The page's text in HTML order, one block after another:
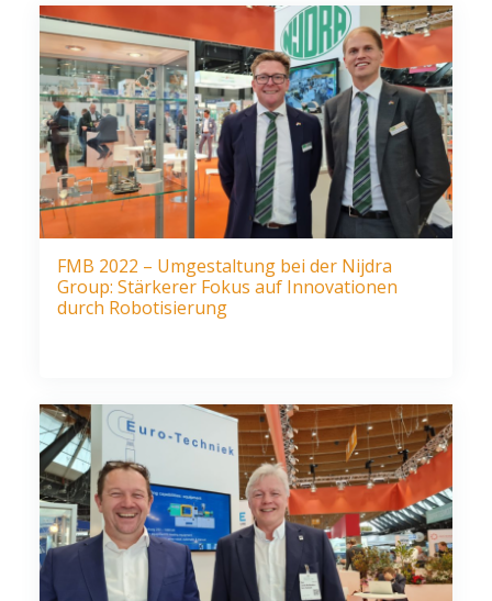
FMB 2022 – Umgestaltung bei der Nijdra
Group: Stärkerer Fokus auf Innovationen
durch Robotisierung